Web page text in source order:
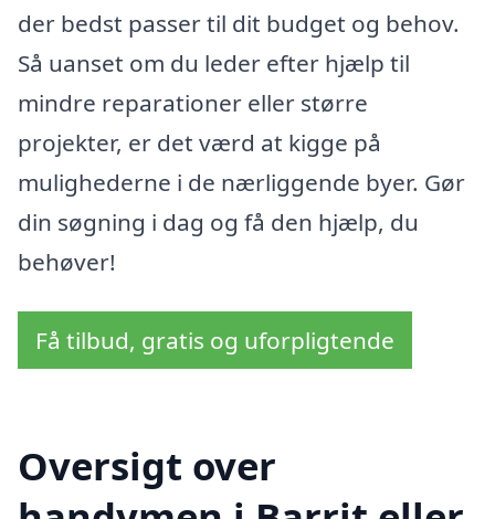
der bedst passer til dit budget og behov.
Så uanset om du leder efter hjælp til
mindre reparationer eller større
projekter, er det værd at kigge på
mulighederne i de nærliggende byer. Gør
din søgning i dag og få den hjælp, du
behøver!
Få tilbud, gratis og uforpligtende
Oversigt over